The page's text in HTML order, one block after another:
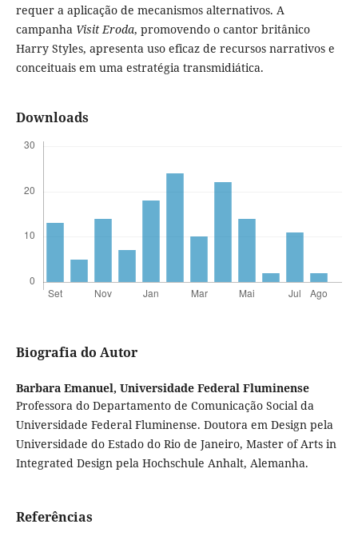
requer a aplicação de mecanismos alternativos. A
campanha Visit Eroda, promovendo o cantor britânico
Harry Styles, apresenta uso eficaz de recursos narrativos e
conceituais em uma estratégia transmidiática.
Downloads
Biografia do Autor
Barbara Emanuel, Universidade Federal Fluminense
Professora do Departamento de Comunicação Social da
Universidade Federal Fluminense. Doutora em Design pela
Universidade do Estado do Rio de Janeiro, Master of Arts in
Integrated Design pela Hochschule Anhalt, Alemanha.
Referências